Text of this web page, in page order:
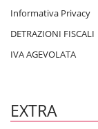
Informativa Privacy
DETRAZIONI FISCALI
IVA AGEVOLATA
EXTRA